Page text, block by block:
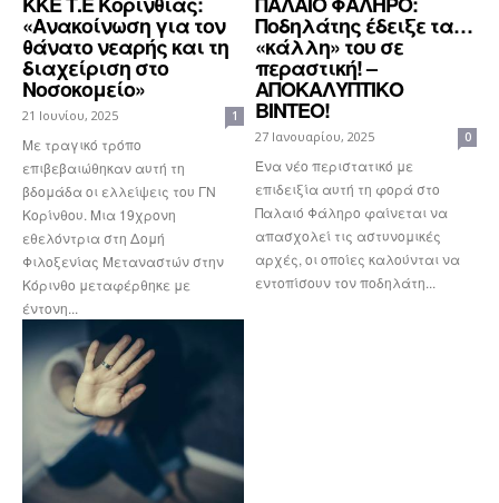
«Ανακοίνωση για τον
θάνατο νεαρής και τη
διαχείριση στο
Νοσοκομείο»
21 Ιουνίου, 2025 1
Με τραγικό τρόπο
επιβεβαιώθηκαν αυτή τη
βδομάδα οι ελλείψεις του ΓΝ
Κορίνθου. Μια 19χρονη
εθελόντρια στη Δομή
Φιλοξενίας Μεταναστών στην
Κόρινθο μεταφέρθηκε με
έντονη...
Ποδηλάτης έδειξε τα…
«κάλλη» του σε
περαστική! –
ΑΠΟΚΑΛΥΠΤΙΚΟ
ΒΙΝΤΕΟ!
27 Ιανουαρίου, 2025 0
Ένα νέο περιστατικό με
επιδειξία αυτή τη φορά στο
Παλαιό Φάληρο φαίνεται να
απασχολεί τις αστυνομικές
αρχές, οι οποίες καλούνται να
εντοπίσουν τον ποδηλάτη...